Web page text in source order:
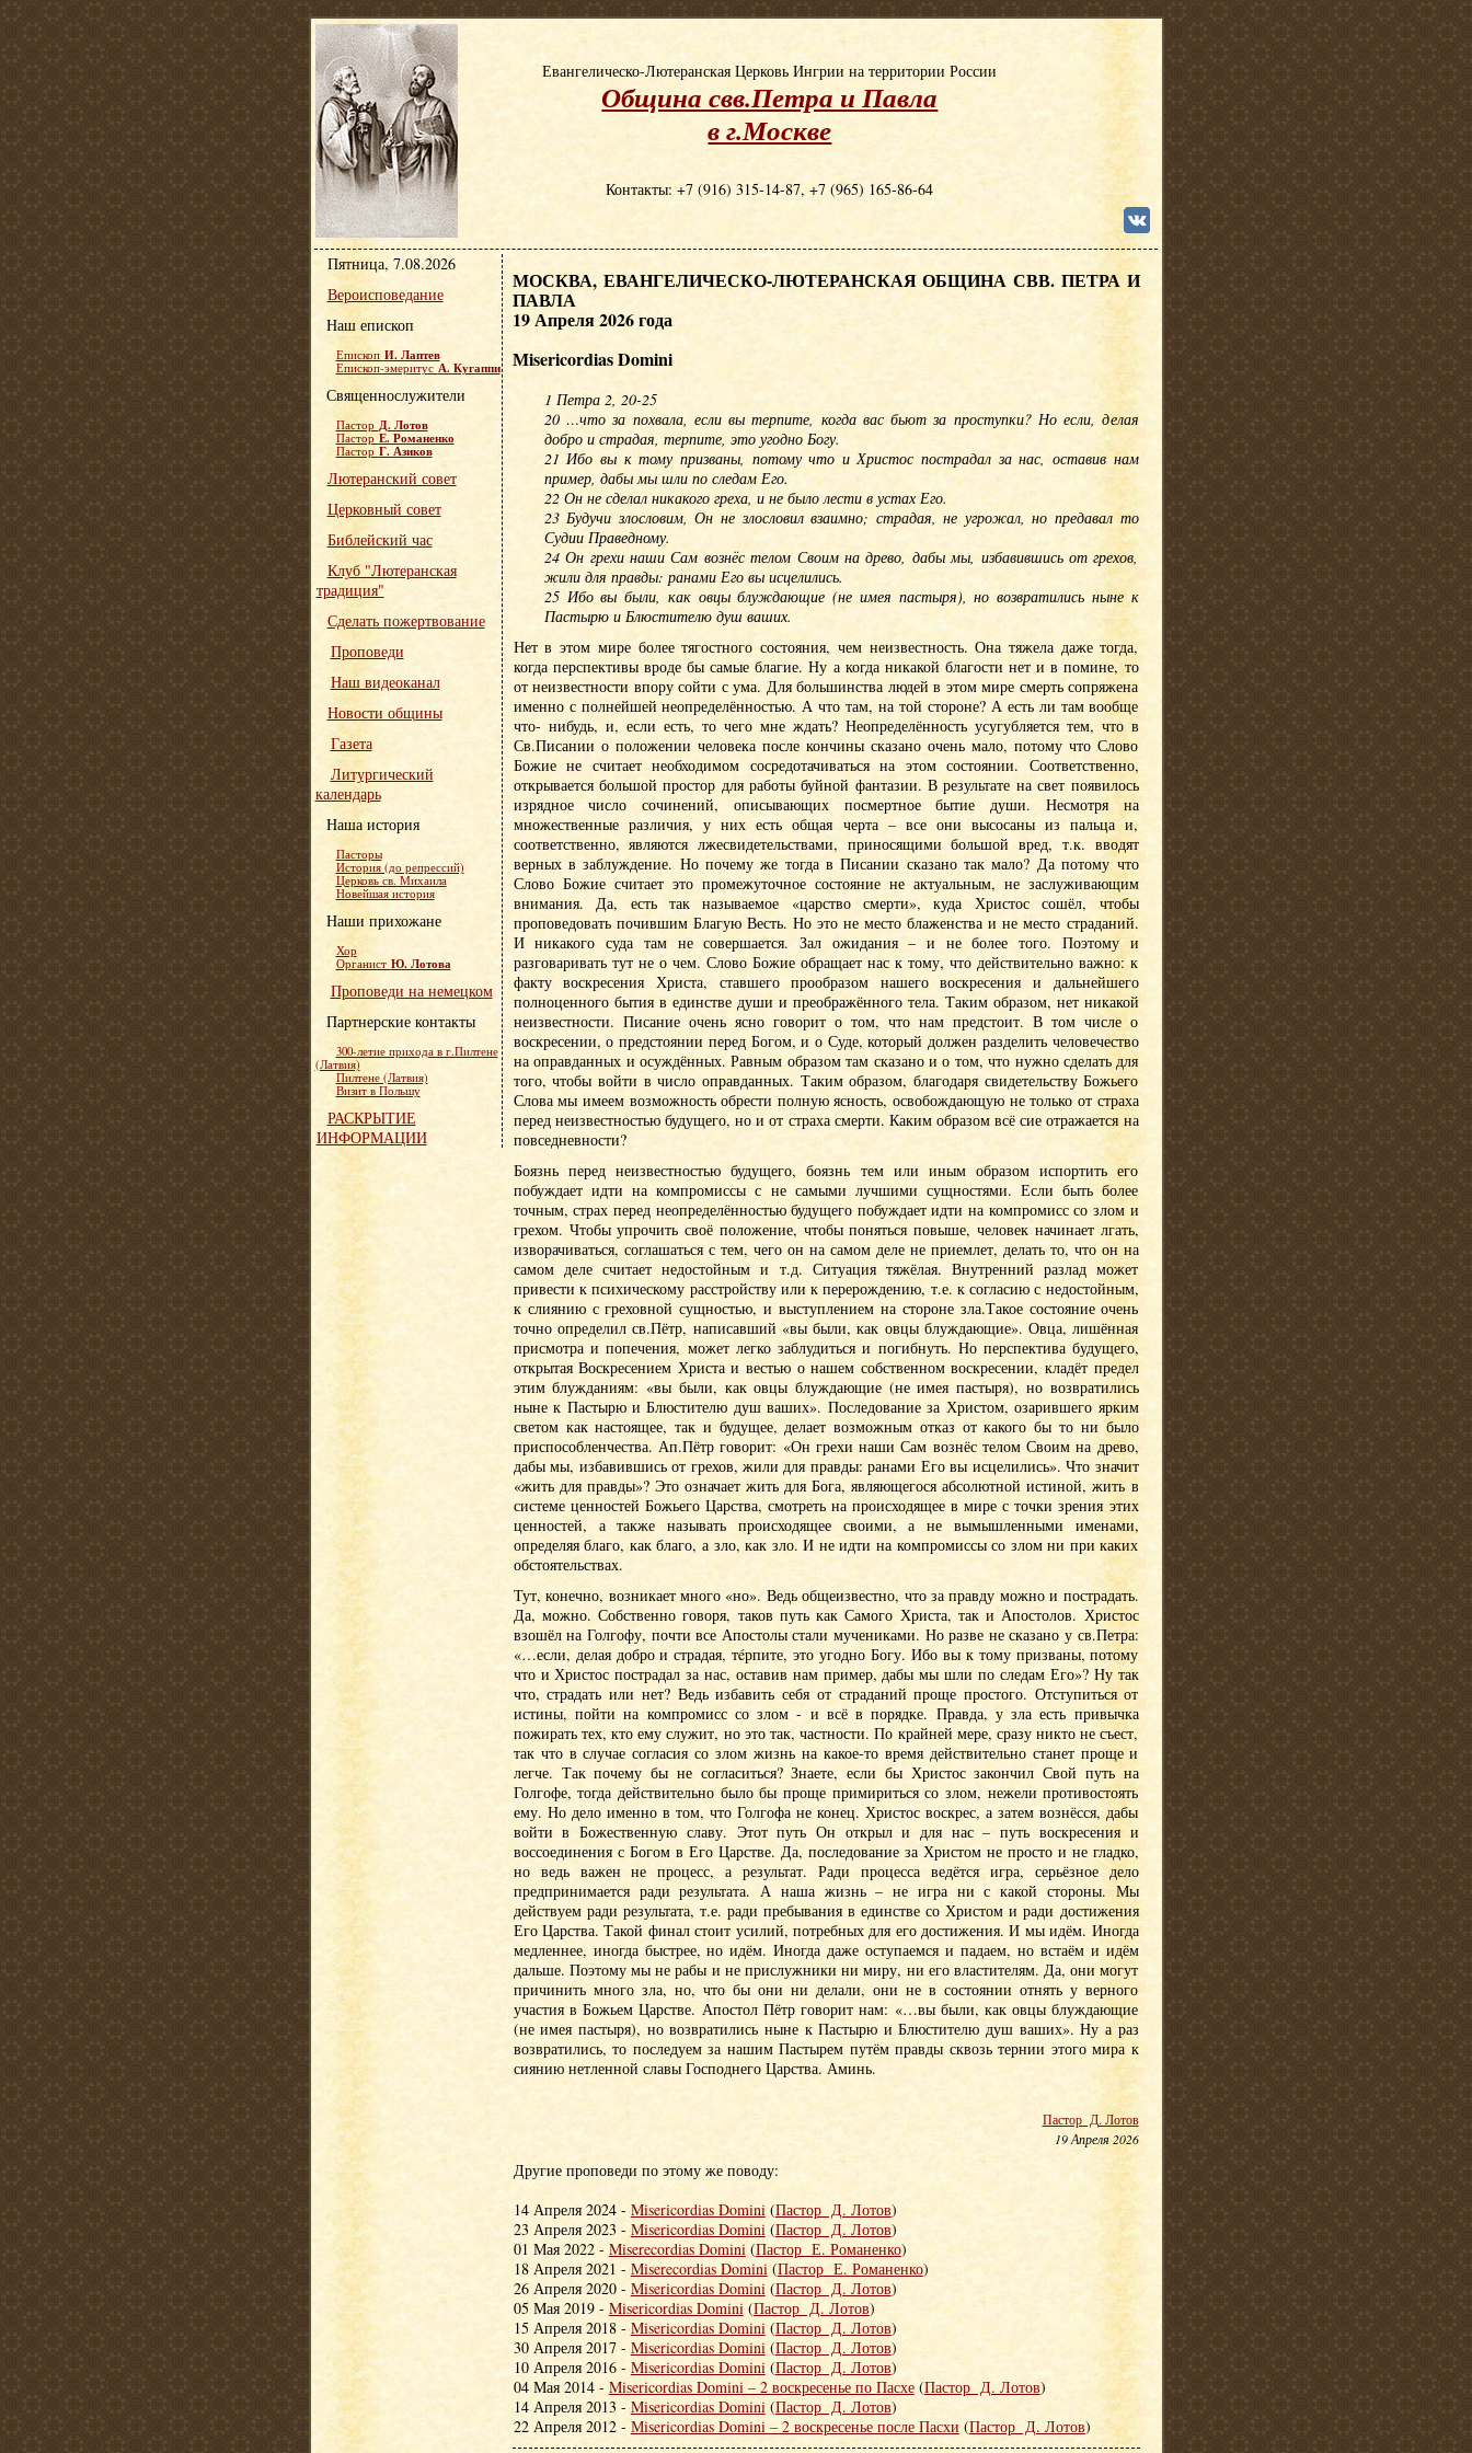
Евангелическо-Лютеранская Церковь Ингрии на территории России
Община свв.Петра и Павла
в г.Москве
Контакты: +7 (916) 315-14-87, +7 (965) 165-86-64
МОСКВА, ЕВАНГЕЛИЧЕСКО-ЛЮТЕРАНСКАЯ ОБЩИНА СВВ. ПЕТРА И
ПАВЛА
19 Апреля 2026 года
Мisericordias Domini
1 Петра 2, 20-25
20 …что за похвала, если вы терпите, когда вас бьют за проступки? Но если, делая
добро и страдая, терпите, это угодно Богу.
21 Ибо вы к тому призваны, потому что и Христос пострадал за нас, оставив нам
пример, дабы мы шли по следам Его.
22 Он не сделал никакого греха, и не было лести в устах Его.
23 Будучи злословим, Он не злословил взаимно; страдая, не угрожал, но предавал то
Судии Праведному.
24 Он грехи наши Сам вознёс телом Своим на древо, дабы мы, избавившись от грехов,
жили для правды: ранами Его вы исцелились.
25 Ибо вы были, как овцы блуждающие (не имея пастыря), но возвратились ныне к
Пастырю и Блюстителю душ ваших.
Нет в этом мире более тягостного состояния, чем неизвестность. Она тяжела даже тогда,
когда перспективы вроде бы самые благие. Ну а когда никакой благости нет и в помине, то
от неизвестности впору сойти с ума. Для большинства людей в этом мире смерть сопряжена
именно с полнейшей неопределённостью. А что там, на той стороне? А есть ли там вообще
что- нибудь, и, если есть, то чего мне ждать? Неопределённость усугубляется тем, что в
Св.Писании о положении человека после кончины сказано очень мало, потому что Слово
Божие не считает необходимом сосредотачиваться на этом состоянии. Соответственно,
открывается большой простор для работы буйной фантазии. В результате на свет появилось
изрядное число сочинений, описывающих посмертное бытие души. Несмотря на
множественные различия, у них есть общая черта – все они высосаны из пальца и,
соответственно, являются лжесвидетельствами, приносящими большой вред, т.к. вводят
верных в заблуждение. Но почему же тогда в Писании сказано так мало? Да потому что
Слово Божие считает это промежуточное состояние не актуальным, не заслуживающим
внимания. Да, есть так называемое «царство смерти», куда Христос сошёл, чтобы
проповедовать почившим Благую Весть. Но это не место блаженства и не место страданий.
И никакого суда там не совершается. Зал ожидания – и не более того. Поэтому и
разговаривать тут не о чем. Слово Божие обращает нас к тому, что действительно важно: к
факту воскресения Христа, ставшего прообразом нашего воскресения и дальнейшего
полноценного бытия в единстве души и преображённого тела. Таким образом, нет никакой
неизвестности. Писание очень ясно говорит о том, что нам предстоит. В том числе о
воскресении, о предстоянии перед Богом, и о Суде, который должен разделить человечество
на оправданных и осуждённых. Равным образом там сказано и о том, что нужно сделать для
того, чтобы войти в число оправданных. Таким образом, благодаря свидетельству Божьего
Слова мы имеем возможность обрести полную ясность, освобождающую не только от страха
перед неизвестностью будущего, но и от страха смерти. Каким образом всё сие отражается на
повседневности?
Боязнь перед неизвестностью будущего, боязнь тем или иным образом испортить его
побуждает идти на компромиссы с не самыми лучшими сущностями. Если быть более
точным, страх перед неопределённостью будущего побуждает идти на компромисс со злом и
грехом. Чтобы упрочить своё положение, чтобы поняться повыше, человек начинает лгать,
изворачиваться, соглашаться с тем, чего он на самом деле не приемлет, делать то, что он на
самом деле считает недостойным и т.д. Ситуация тяжёлая. Внутренний разлад может
привести к психическому расстройству или к перерождению, т.е. к согласию с недостойным,
к слиянию с греховной сущностью, и выступлением на стороне зла.Такое состояние очень
точно определил св.Пётр, написавший «вы были, как овцы блуждающие». Овца, лишённая
присмотра и попечения, может легко заблудиться и погибнуть. Но перспектива будущего,
открытая Воскресением Христа и вестью о нашем собственном воскресении, кладёт предел
этим блужданиям: «вы были, как овцы блуждающие (не имея пастыря), но возвратились
ныне к Пастырю и Блюстителю душ ваших». Последование за Христом, озарившего ярким
светом как настоящее, так и будущее, делает возможным отказ от какого бы то ни было
приспособленчества. Ап.Пётр говорит: «Он грехи наши Сам вознёс телом Своим на древо,
дабы мы, избавившись от грехов, жили для правды: ранами Его вы исцелились». Что значит
«жить для правды»? Это означает жить для Бога, являющегося абсолютной истиной, жить в
системе ценностей Божьего Царства, смотреть на происходящее в мире с точки зрения этих
ценностей, а также называть происходящее своими, а не вымышленными именами,
определяя благо, как благо, а зло, как зло. И не идти на компромиссы со злом ни при каких
обстоятельствах.
Тут, конечно, возникает много «но». Ведь общеизвестно, что за правду можно и пострадать.
Да, можно. Собственно говоря, таков путь как Самого Христа, так и Апостолов. Христос
взошёл на Голгофу, почти все Апостолы стали мучениками. Но разве не сказано у св.Петра:
«…если, делая добро и страдая, тéрпите, это угодно Богу. Ибо вы к тому призваны, потому
что и Христос пострадал за нас, оставив нам пример, дабы мы шли по следам Его»? Ну так
что, страдать или нет? Ведь избавить себя от страданий проще простого. Отступиться от
истины, пойти на компромисс со злом - и всё в порядке. Правда, у зла есть привычка
пожирать тех, кто ему служит, но это так, частности. По крайней мере, сразу никто не съест,
так что в случае согласия со злом жизнь на какое-то время действительно станет проще и
легче. Так почему бы не согласиться? Знаете, если бы Христос закончил Свой путь на
Голгофе, тогда действительно было бы проще примириться со злом, нежели противостоять
ему. Но дело именно в том, что Голгофа не конец. Христос воскрес, а затем вознёсся, дабы
войти в Божественную славу. Этот путь Он открыл и для нас – путь воскресения и
воссоединения с Богом в Его Царстве. Да, последование за Христом не просто и не гладко,
но ведь важен не процесс, а результат. Ради процесса ведётся игра, серьёзное дело
предпринимается ради результата. А наша жизнь – не игра ни с какой стороны. Мы
действуем ради результата, т.е. ради пребывания в единстве со Христом и ради достижения
Его Царства. Такой финал стоит усилий, потребных для его достижения. И мы идём. Иногда
медленнее, иногда быстрее, но идём. Иногда даже оступаемся и падаем, но встаём и идём
дальше. Поэтому мы не рабы и не прислужники ни миру, ни его властителям. Да, они могут
причинить много зла, но, что бы они ни делали, они не в состоянии отнять у верного
участия в Божьем Царстве. Апостол Пётр говорит нам: «…вы были, как овцы блуждающие
(не имея пастыря), но возвратились ныне к Пастырю и Блюстителю душ ваших». Ну а раз
возвратились, то последуем за нашим Пастырем путём правды сквозь тернии этого мира к
сиянию нетленной славы Господнего Царства. Аминь.
Пастор Д. Лотов
19 Апреля 2026
Другие проповеди по этому же поводу:
14 Апреля 2024 - Misericordias Domini(Пастор Д. Лотов)
23 Апреля 2023 - Misericordias Domini(Пастор Д. Лотов)
01 Мая 2022 - Miserecordias Domini(Пастор Е. Романенко)
18 Апреля 2021 - Miserecordias Domini(Пастор Е. Романенко)
26 Апреля 2020 - Miseriсordias Domini(Пастор Д. Лотов)
05 Мая 2019 - Misericordias Domini(Пастор Д. Лотов)
15 Апреля 2018 - Misericordias Domini(Пастор Д. Лотов)
30 Апреля 2017 - Misericordias Domini(Пастор Д. Лотов)
10 Апреля 2016 - Misericordias Domini(Пастор Д. Лотов)
04 Мая 2014 - Misericordias Domini – 2 воскресенье по Пасхе(Пастор Д. Лотов)
14 Апреля 2013 - Misericordias Domini(Пастор Д. Лотов)
22 Апреля 2012 - Мisericordias Domini – 2 воскресенье после Пасхи (Пастор Д. Лотов)
Пятница, 7.08.2026
Вероисповедание
Наш епископ
Епископ И. Лаптев
Епископ-эмеритус А. Кугаппи
Священнослужители
Пастор Д. Лотов
Пастор Е. Романенко
Пастор Г. Азиков
Лютеранский совет
Церковный совет
Библейский час
Клуб "Лютеранская
традиция"
Сделать пожертвование
Проповеди
Наш видеоканал
Новости общины
Газета
Литургический
календарь
Наша история
Пасторы
История (до репрессий)
Церковь св. Михаила
Новейшая история
Наши прихожане
Хор
Органист Ю. Лотова
Проповеди на немецком
Партнерские контакты
300-летие прихода в г.Пилтене
(Латвия)
Пилтене (Латвия)
Визит в Польшу
РАСКРЫТИЕ
ИНФОРМАЦИИ